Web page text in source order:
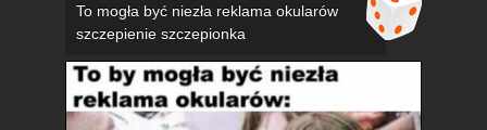
To mogła być niezła reklama okularów
szczepienie szczepionka